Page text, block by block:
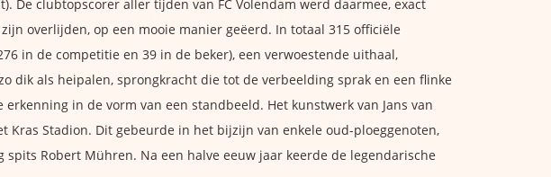
De clubtopscorer aller tijden van FC Volendam werd daarmee, exact
overlijden, op een mooie manier geëerd. In totaal 315 officiële
in de competitie en 39 in de beker), een verwoestende uithaal,
dik als heipalen, sprongkracht die tot de verbeelding sprak en een flinke
in de vorm van een standbeeld. Het kunstwerk van Jans van
Stadion. Dit gebeurde in het bijzijn van enkele oud-ploeggenoten,
Robert Mühren. Na een halve eeuw jaar keerde de legendarische